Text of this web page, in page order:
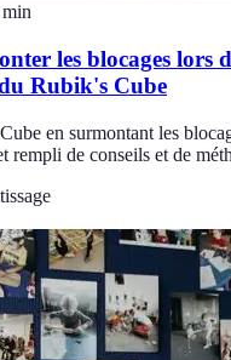
min
les blocages lors
Rubik's Cube
en surmontant les
rempli de conseils et de